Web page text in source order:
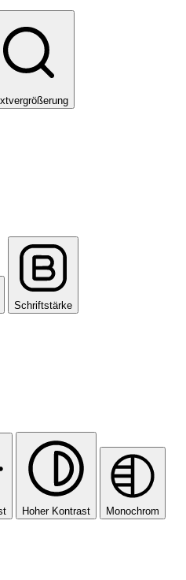
Schriftstärke
Hoher Kontrast Monochrom